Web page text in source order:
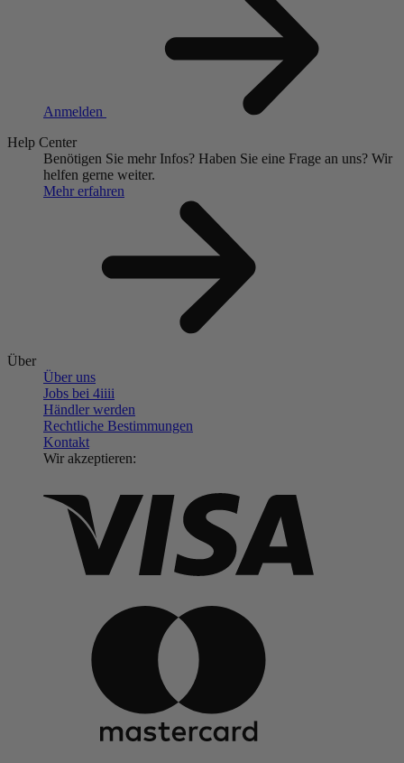
Anmelden
Help Center
Benötigen Sie mehr Infos? Haben Sie eine Frage an uns? Wir
helfen gerne weiter.
Mehr erfahren
Über
Über uns
Jobs bei 4iiii
Händler werden
Rechtliche Bestimmungen
Kontakt
Wir akzeptieren: